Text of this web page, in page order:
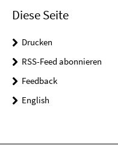
Diese Seite
Drucken
RSS-Feed abonnieren
Feedback
English